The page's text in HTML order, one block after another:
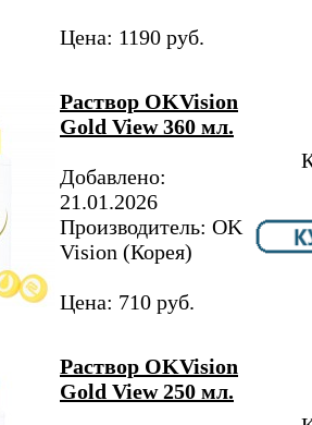
Цена: 1190 руб.
Раствор OKVision
Gold View 360 мл.
Добавлено:
21.01.2026
Производитель: OK
Vision (Корея)
Цена: 710 руб.
Раствор OKVision
Gold View 250 мл.